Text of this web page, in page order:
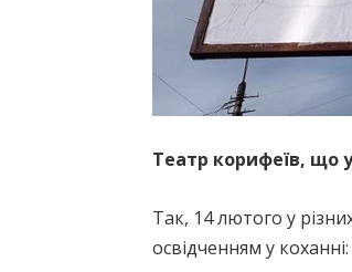
Театр корифеїв, що
Так, 14 лютого у
освідченням у коханні: